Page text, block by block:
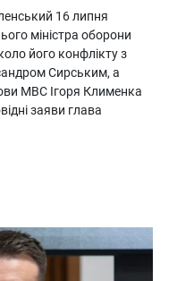
16 липня
міністра оборони
його конфлікту з
Сирським, а
МВС Ігоря Клименка
заяви глава